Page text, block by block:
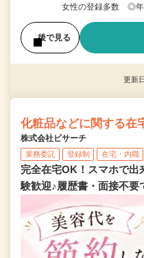
女性の登録多数 ◎年
後で見る
更新
化粧品などに関する在
株式会社ビサーチ
業務委託 登録制 在宅・内職
完全在宅OK！スマホで出
験歓迎♪履歴書・面接不要